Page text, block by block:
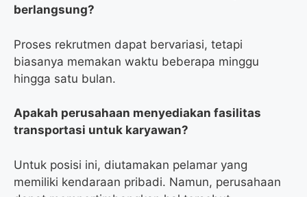
berlangsung?
Proses rekrutmen dapat bervariasi, tetapi
biasanya memakan waktu beberapa minggu
hingga satu bulan.
Apakah perusahaan menyediakan fasilitas
transportasi untuk karyawan?
Untuk posisi ini, diutamakan pelamar yang
memiliki kendaraan pribadi. Namun, perusahaan